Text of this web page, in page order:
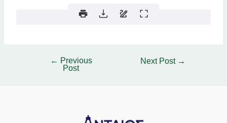
← Previous
Post
Next Post →